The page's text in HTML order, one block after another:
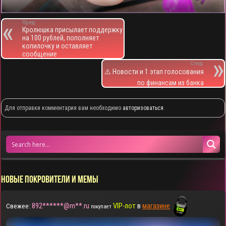
Пред.
Кролюшка присылает поддержку
на 100 рублей, пополняет
копилочку и оставляет
сообщение
След.
⚠️ Новости и 1 этап голосования
по финансам из банка
Для отправки комментария вам необходимо авторизоваться.
НОВЫЕ ПОКРОВИТЕЛИ И МЕМЫ
Свежее: 892******@m**.ru покупает VIP-лотвмагазине